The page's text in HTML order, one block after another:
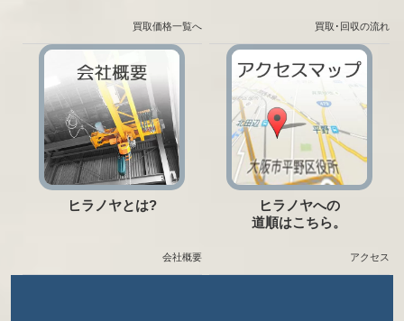
買取価格一覧へ 買取･回収の流れ
ヒラノヤとは?
会社概要
ヒラノヤへの
道順はこちら。
アクセス